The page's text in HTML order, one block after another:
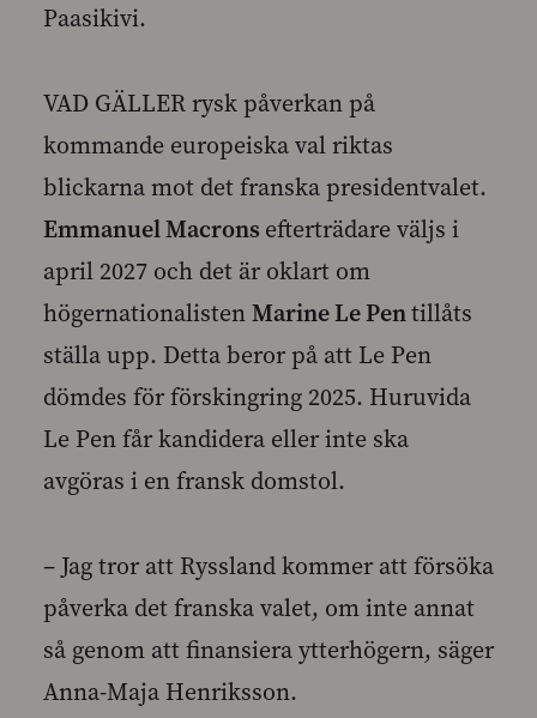
Paasikivi.
VAD GÄLLER rysk påverkan på
kommande europeiska val riktas
blickarna mot det franska presidentvalet.
Emmanuel Macrons efterträdare väljs i
april 2027 och det är oklart om
högernationalistenMarine Le Pentillåts
ställa upp. Detta beror på att Le Pen
dömdes för förskingring 2025. Huruvida
Le Pen får kandidera eller inte ska
avgöras i en fransk domstol.
– Jag tror att Ryssland kommer att försöka
påverka det franska valet, om inte annat
så genom att finansiera ytterhögern, säger
Anna-Maja Henriksson.